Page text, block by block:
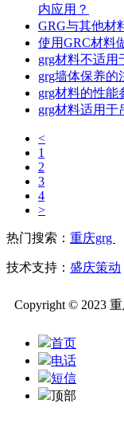
内应用？
GRG与其他材
使用GRC材料
grg材料不适用
grg墙体保养的
grg材料的性能
grg材料适用于
<
1
2
3
4
>
热门搜索： 重庆grg
技术支持： 盛庆策动
Copyright © 2023
首页
电话
短信
顶部